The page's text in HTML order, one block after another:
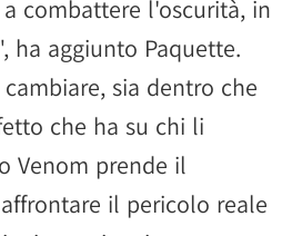
combattere l'oscurità, in
ha aggiunto Paquette.
sia dentro che
che ha su chi li
Venom prende il
il pericolo reale